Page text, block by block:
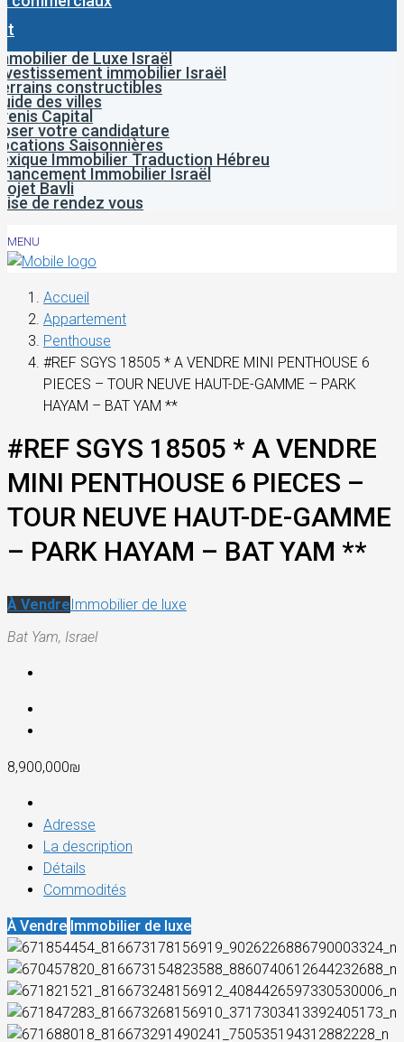
de Luxe Israël
immobilier Israël
constructibles
des villes
Capital
votre candidature
Saisonnières
Immobilier Traduction Hébreu
Immobilier Israël
Bavli
de rendez vous
MENU
Accueil
Appartement
Penthouse
#REF SGYS 18505 * A VENDRE MINI PENTHOUSE 6
PIECES – TOUR NEUVE HAUT-DE-GAMME – PARK
HAYAM – BAT YAM **
#REF SGYS 18505 * A VENDRE
MINI PENTHOUSE 6 PIECES –
TOUR NEUVE HAUT-DE-GAMME
– PARK HAYAM – BAT YAM **
À VendreImmobilier de luxe
Bat Yam, Israel
8,900,000₪
Adresse
La description
Détails
Commodités
À Vendre Immobilier de luxe